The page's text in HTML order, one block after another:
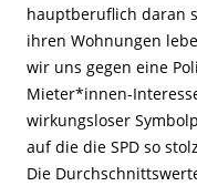
hauptberuflich daran
ihren Wohnungen
wir uns gegen eine
Mieter*innen-
wirkungsloser
auf die die SPD so
Die